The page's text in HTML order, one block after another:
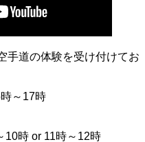
手道の体験を受け付けてお
～17時
10時 or 11時～12時